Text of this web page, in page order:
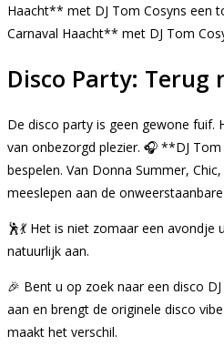
Haacht** met DJ Tom Cosyns een
Carnaval Haacht** met DJ Tom
Disco Party:
De disco party is geen gewone fuif.
van onbezorgd plezier. 🎧 **DJ
bespelen. Van Donna Summer,
meeslepen aan de
🕺💃 Het is niet zomaar een
natuurlijk aan.
🎉 Bent u op zoek naar een disco
aan en brengt de originele disco
maakt het verschil.